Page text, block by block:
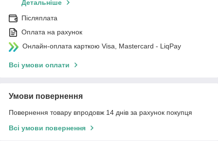
Детальніше
Післяплата
Оплата на рахунок
Онлайн-оплата карткою Visa, Mastercard - LiqPay
Всі умови оплати
Умови повернення
Повернення товару впродовж 14 днів за рахунок покупця
Всі умови повернення